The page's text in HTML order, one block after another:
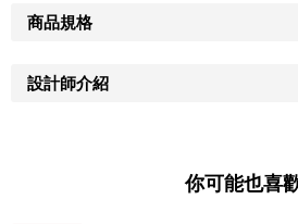
商品規格
設計師介紹
你可能也喜